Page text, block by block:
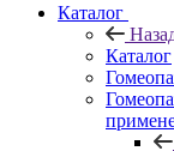
Каталог
Каталог